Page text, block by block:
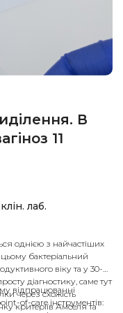
В
11
лаб.
однією з найчастіших
бактеріальний
віку та у 30-
діагностику, саме тут
через схожість
критеріїв Амселя та
відпрацюванні
of-care інструментів: